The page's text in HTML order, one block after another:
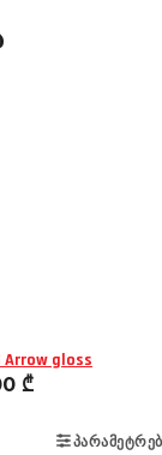
Arrow gloss
₾